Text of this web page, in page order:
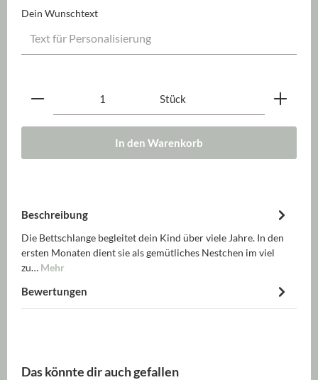
Dein Wunschtext
Produkt Anzahl: Gib den gewünschten Wert ein
Stück
In den Warenkorb
Beschreibung
Die Bettschlange begleitet dein Kind über viele Jahre. In den
ersten Monaten dient sie als gemütliches Nestchen im viel
zu… Mehr
Bewertungen
Produktgalerie überspringen
Das könnte dir auch gefallen